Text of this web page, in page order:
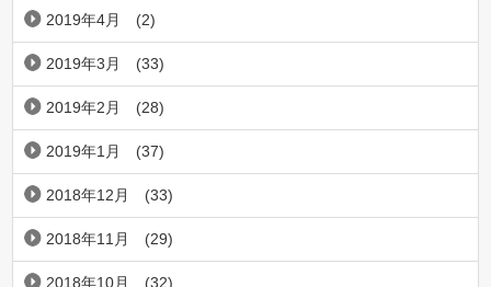
2019年4月 (2)
2019年3月 (33)
2019年2月 (28)
2019年1月 (37)
2018年12月 (33)
2018年11月 (29)
2018年10月 (32)